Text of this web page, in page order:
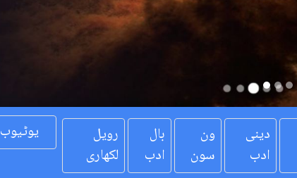
یوٹیوب
رویل
لکھاری
بال
ادب
ون
سون
دینی
ادب